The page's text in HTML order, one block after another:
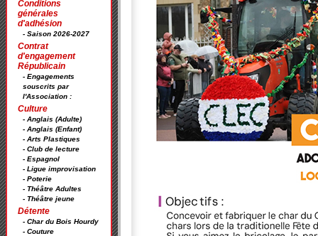
Conditions
générales
d'adhésion
- Saison 2026-2027
Contrat
d'engagement
Républicain
- Engagements
souscrits par
l'Association :
Culture
- Anglais (Adulte)
- Anglais (Enfant)
- Arts Plastiques
- Club de lecture
- Espagnol
- Ligue improvisation
- Poterie
- Théâtre Adultes
- Théâtre jeune
Détente
- Char du Bois Hourdy
- Couture